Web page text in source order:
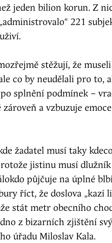
jeden bilion korun. Z
221
stěžují, že
co by neudělali pro to,
splnění podmínek –
a vzbuzuje
žadatel musí taky
jistinu musí
půjčuje na úplné
říct, že doslova „kazí
stát metr obecního
z bizarních zjištění
úřadu Miloslav Kala.